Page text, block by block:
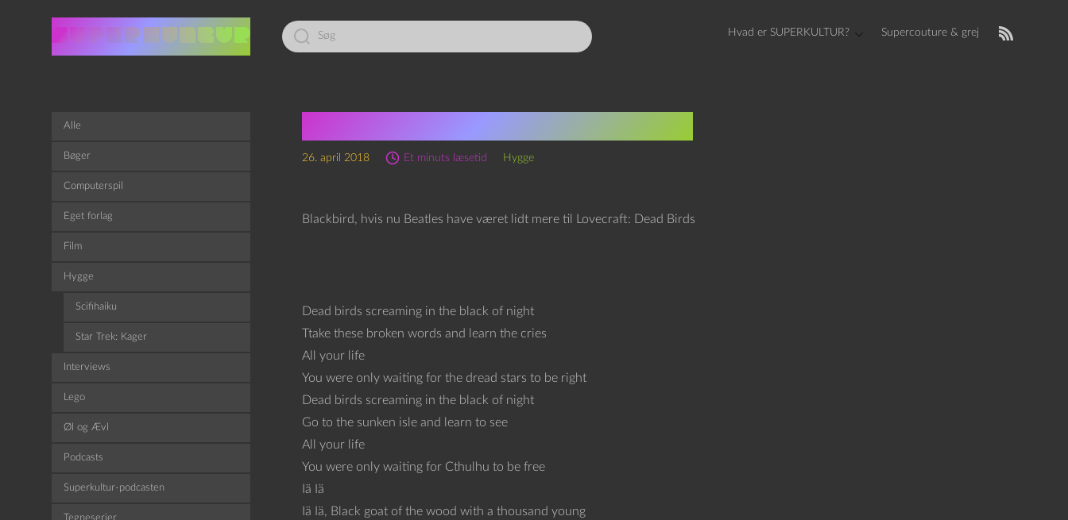
Led
efter:
Hvad er SUPERKULTUR? Supercouture & grej
26. april 2018 Et minuts læsetid Hygge
Blackbird, hvis nu Beatles have været lidt mere til Lovecraft: Dead Birds
Dead birds screaming in the black of night
Ttake these broken words and learn the cries
All your life
You were only waiting for the dread stars to be right
Dead birds screaming in the black of night
Go to the sunken isle and learn to see
All your life
You were only waiting for Cthulhu to be free
Iä Iä
Iä Iä, Black goat of the wood with a thousand young
Alle
Bøger
Computerspil
Eget forlag
Film
Hygge
Scifihaiku
Star Trek: Kager
Interviews
Lego
Øl og Ævl
Podcasts
Superkultur-podcasten